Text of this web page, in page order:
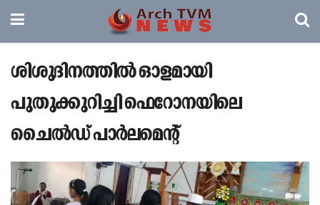
ശിശുദിനത്തിൽ ഓളമായി
പുതുക്കുറിച്ചി ഫെറോനയിലെ
ചൈൽഡ് പാർലമെന്റ്